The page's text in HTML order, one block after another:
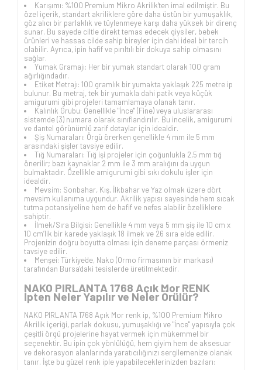
Karışımı: %100 Premium Mikro Akrilik'ten imal edilmiştir. Bu
özel içerik, standart akriliklere göre daha üstün bir yumuşaklık,
göz alıcı bir parlaklık ve tüylenmeye karşı daha yüksek bir direnç
sunar. Bu sayede ciltle direkt temas edecek giysiler, bebek
ürünleri ve hassas cilde sahip bireyler için dahi ideal bir tercih
olabilir. Ayrıca, ipin hafif ve pırıltılı bir dokuya sahip olmasını
sağlar.
Yumak Gramajı: Her bir yumak standart olarak 100 gram
ağırlığındadır.
Etiket Metrajı: 100 gramlık bir yumakta yaklaşık 225 metre ip
bulunur. Bu metraj, tek bir yumakla dahi patik veya küçük
amigurumi gibi projeleri tamamlamaya olanak tanır.
Kalınlık Grubu: Genellikle "İnce" (Fine) veya uluslararası
sistemde (3) numara olarak sınıflandırılır. Bu incelik, amigurumi
ve dantel görünümlü zarif detaylar için idealdir.
Şiş Numaraları: Örgü örerken genellikle 4 mm ile 5 mm
arasındaki şişler tavsiye edilir.
Tığ Numaraları: Tığ işi projeler için çoğunlukla 2,5 mm tığ
önerilir; bazı kaynaklar 2 mm ile 3 mm aralığını da uygun
bulmaktadır. Özellikle amigurumi gibi sıkı dokulu işler için
idealdir.
Mevsim: Sonbahar, Kış, İlkbahar ve Yaz olmak üzere dört
mevsim kullanıma uygundur. Akrilik yapısı sayesinde hem sıcak
tutma potansiyeline hem de hafif ve nefes alabilir özelliklere
sahiptir.
İlmek/Sıra Bilgisi: Genellikle 4 mm veya 5 mm şiş ile 10 cm x
10 cm’lik bir karede yaklaşık 18 ilmek ve 26 sıra elde edilir.
Projenizin doğru boyutta olması için deneme parçası örmeniz
tavsiye edilir.
Menşei: Türkiye'de, Nako (Ormo firmasının bir markası)
tarafından Bursa'daki tesislerde üretilmektedir.
NAKO PIRLANTA 1768 Açık Mor RENK
İpten Neler Yapılır ve Neler Örülür?
NAKO PIRLANTA 1768 Açık Mor renk ip, %100 Premium Mikro
Akrilik içeriği, parlak dokusu, yumuşaklığı ve "İnce" yapısıyla çok
çeşitli örgü projelerine hayat vermek için mükemmel bir
seçenektir. Bu ipin çok yönlülüğü, hem giyim hem de aksesuar
ve dekorasyon alanlarında yaratıcılığınızı sergilemenize olanak
tanır. İşte bu güzel renk iple yapabileceklerinizden bazıları: